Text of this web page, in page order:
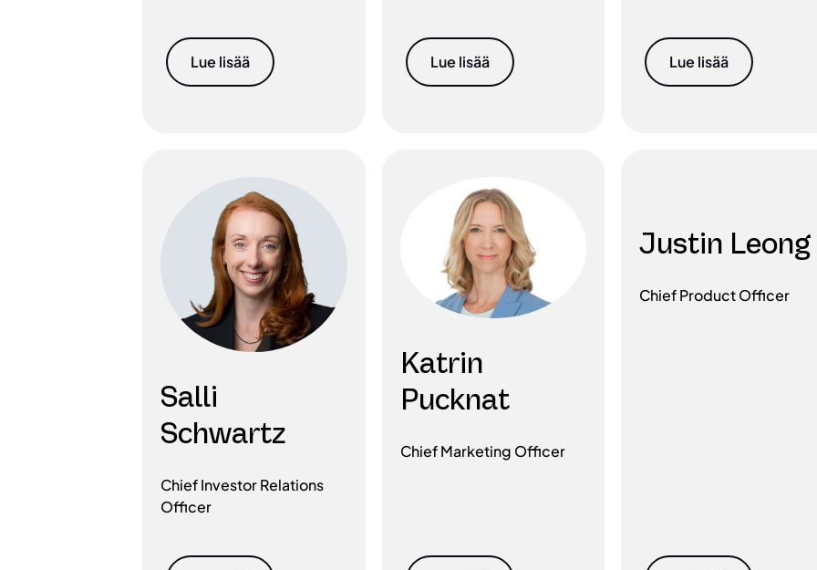
Lue lisää Lue lisää Lue lisää
Salli
Schwartz
Chief Investor Relations
Officer
Katrin
Pucknat
Chief Marketing Officer
Justin Leong
Chief Product Officer